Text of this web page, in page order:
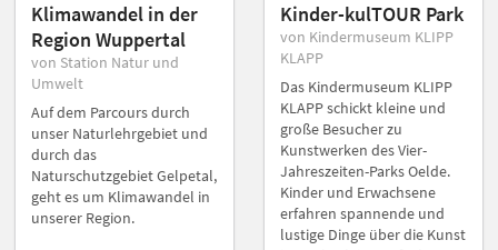
Klimawandel in der
Region Wuppertal
von Station Natur und
Umwelt
Auf dem Parcours durch
unser Naturlehrgebiet und
durch das
Naturschutzgebiet Gelpetal,
geht es um Klimawandel in
unserer Region.
Kinder-kulTOUR Park
von Kindermuseum KLIPP
KLAPP
Das Kindermuseum KLIPP
KLAPP schickt kleine und
große Besucher zu
Kunstwerken des Vier-
Jahreszeiten-Parks Oelde.
Kinder und Erwachsene
erfahren spannende und
lustige Dinge über die Kunst